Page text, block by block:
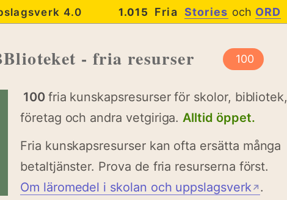
4.0 1.015 Fria Stories och ORD
100
- fria resurser
100 fria kunskapsresurser för skolor, bibliotek,
företag och andra vetgiriga.Alltid öppet.
Fria kunskapsresurser kan ofta ersätta många
betaltjänster. Prova de fria resurserna först.
Om läromedel i skolan och uppslagsverk↗ .